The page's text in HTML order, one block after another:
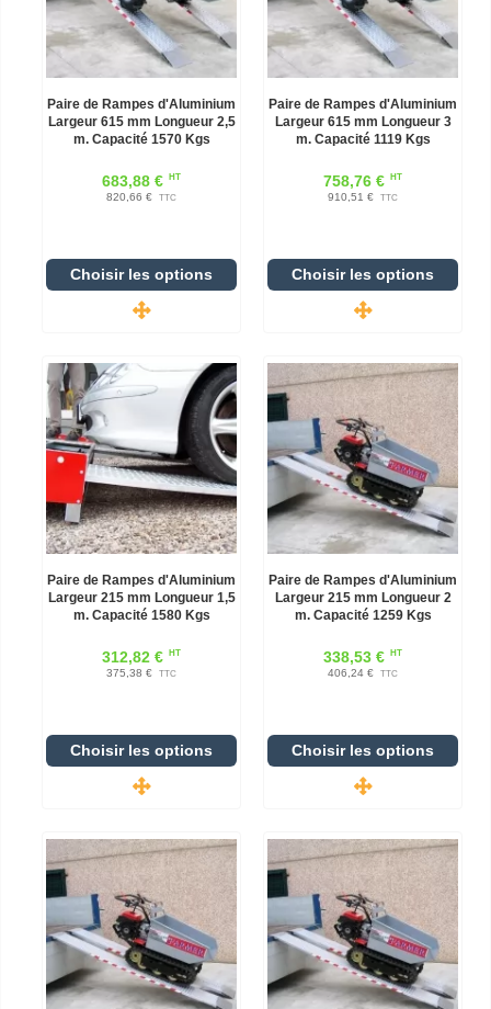
Paire de Rampes d'Aluminium
Largeur 615 mm Longueur 2,5
m. Capacité 1570 Kgs
683,88 € HT
820,66 € TTC
Choisir les options
Paire de Rampes d'Aluminium
Largeur 615 mm Longueur 3
m. Capacité 1119 Kgs
758,76 € HT
910,51 € TTC
Choisir les options
Paire de Rampes d'Aluminium
Largeur 215 mm Longueur 1,5
m. Capacité 1580 Kgs
312,82 € HT
375,38 € TTC
Choisir les options
Paire de Rampes d'Aluminium
Largeur 215 mm Longueur 2
m. Capacité 1259 Kgs
338,53 € HT
406,24 € TTC
Choisir les options